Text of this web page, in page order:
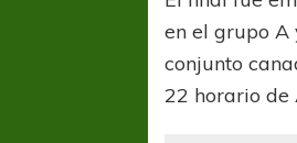
en el grupo A
conjunto
22 horario de